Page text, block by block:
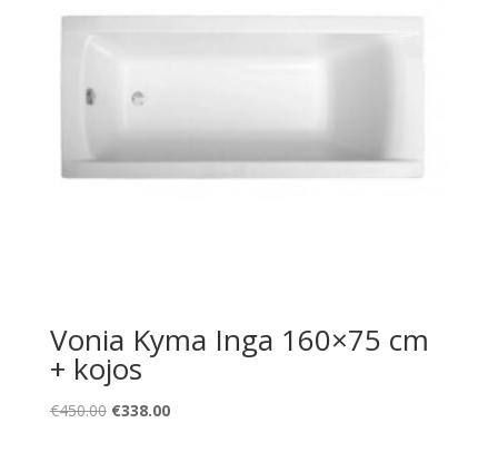
Vonia Kyma Inga 160×75 cm
+ kojos
€450.00 Original
€338.00Current